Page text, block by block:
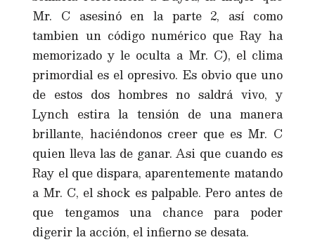
Mr. C asesinó en la parte 2, así como
tambien un código numérico que Ray ha
memorizado y le oculta a Mr. C), el clima
primordial es el opresivo. Es obvio que uno
de estos dos hombres no saldrá vivo, y
Lynch estira la tensión de una manera
brillante, haciéndonos creer que es Mr. C
quien lleva las de ganar. Asi que cuando es
Ray el que dispara, aparentemente matando
a Mr. C, el shock es palpable. Pero antes de
que tengamos una chance para poder
digerir la acción, el infierno se desata.